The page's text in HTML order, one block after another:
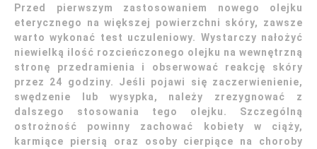
Przed pierwszym zastosowaniem nowego olejku
eterycznego na większej powierzchni skóry, zawsze
warto wykonać test uczuleniowy. Wystarczy nałożyć
niewielką ilość rozcieńczonego olejku na wewnętrzną
stronę przedramienia i obserwować reakcję skóry
przez 24 godziny. Jeśli pojawi się zaczerwienienie,
swędzenie lub wysypka, należy zrezygnować z
dalszego stosowania tego olejku. Szczególną
ostrożność powinny zachować kobiety w ciąży,
karmiące piersią oraz osoby cierpiące na choroby